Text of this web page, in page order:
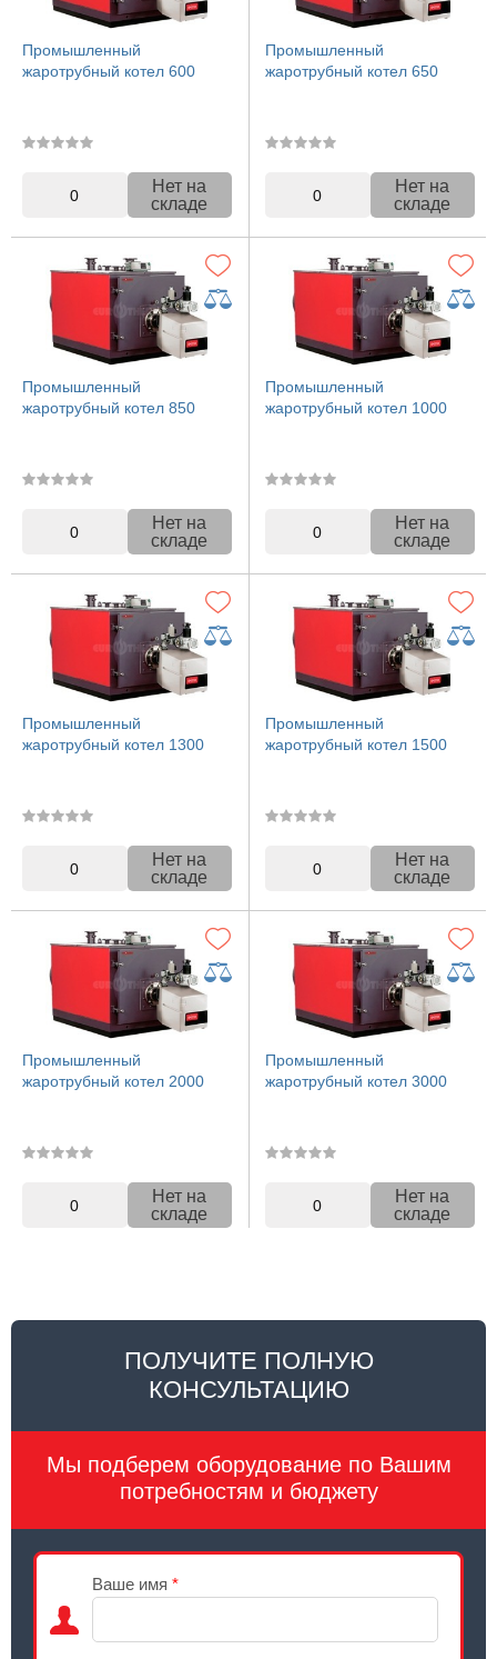
Промышленный
жаротрубный котел 600
0
Нет на
складе
Промышленный
жаротрубный котел 650
0
Нет на
складе
Промышленный
жаротрубный котел 850
0
Нет на
складе
Промышленный
жаротрубный котел 1000
0
Нет на
складе
Промышленный
жаротрубный котел 1300
0
Нет на
складе
Промышленный
жаротрубный котел 1500
0
Нет на
складе
Промышленный
жаротрубный котел 2000
0
Нет на
складе
Промышленный
жаротрубный котел 3000
0
Нет на
складе
ПОЛУЧИТЕ ПОЛНУЮ
КОНСУЛЬТАЦИЮ
Мы подберем оборудование по Вашим
потребностям и бюджету
Ваше имя *